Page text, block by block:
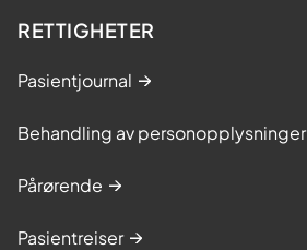
RETTIGHETER
Pasientjournal
Behandling av personopplysninger
Pårørende
Pasientreiser